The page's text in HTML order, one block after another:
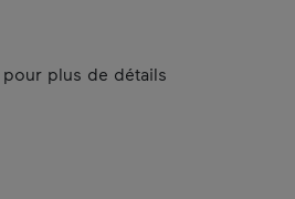
plus de détails